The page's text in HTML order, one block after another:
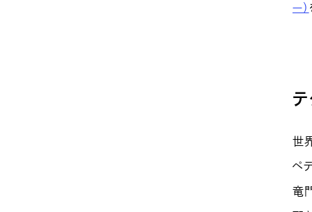
ー）
世
ペ
竜